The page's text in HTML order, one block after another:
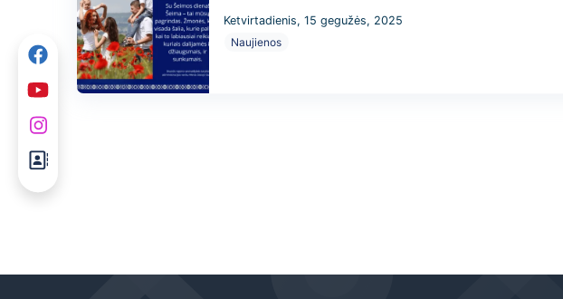
Ketvirtadienis, 15 gegužės, 2025
Naujienos